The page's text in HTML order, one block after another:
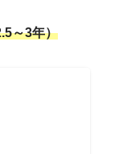
～3年）